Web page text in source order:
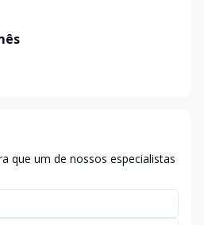
que um de nossos especialistas